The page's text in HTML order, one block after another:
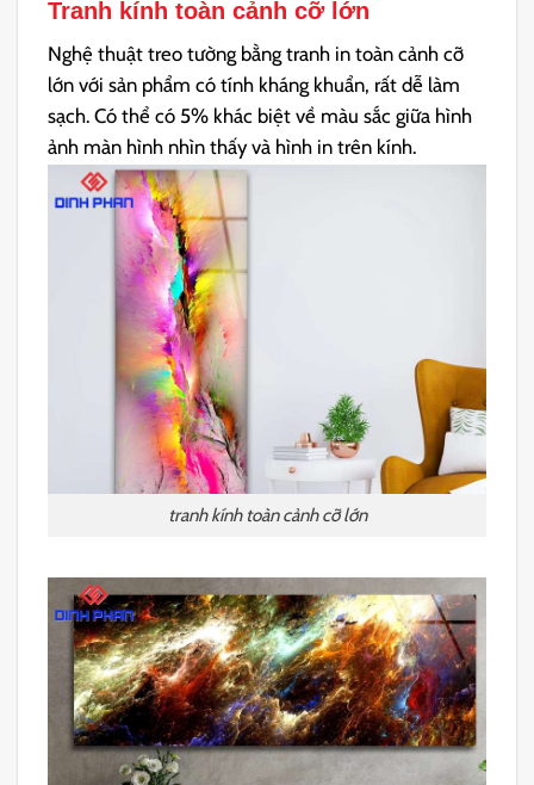
Tranh kính toàn cảnh cỡ lớn
Nghệ thuật treo tường bằng tranh in toàn cảnh cỡ
lớn với sản phẩm có tính kháng khuẩn, rất dễ làm
sạch.Có thể có 5% khác biệt về màu sắc giữa hình
ảnh màn hình nhìn thấy và hình in trên kính.
tranh kính toàn cảnh cỡ lớn